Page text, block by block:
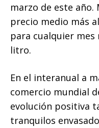
marzo de este año.
precio medio más
para cualquier
litro.
En el interanual a
comercio mundial
evolución positiva
tranquilos